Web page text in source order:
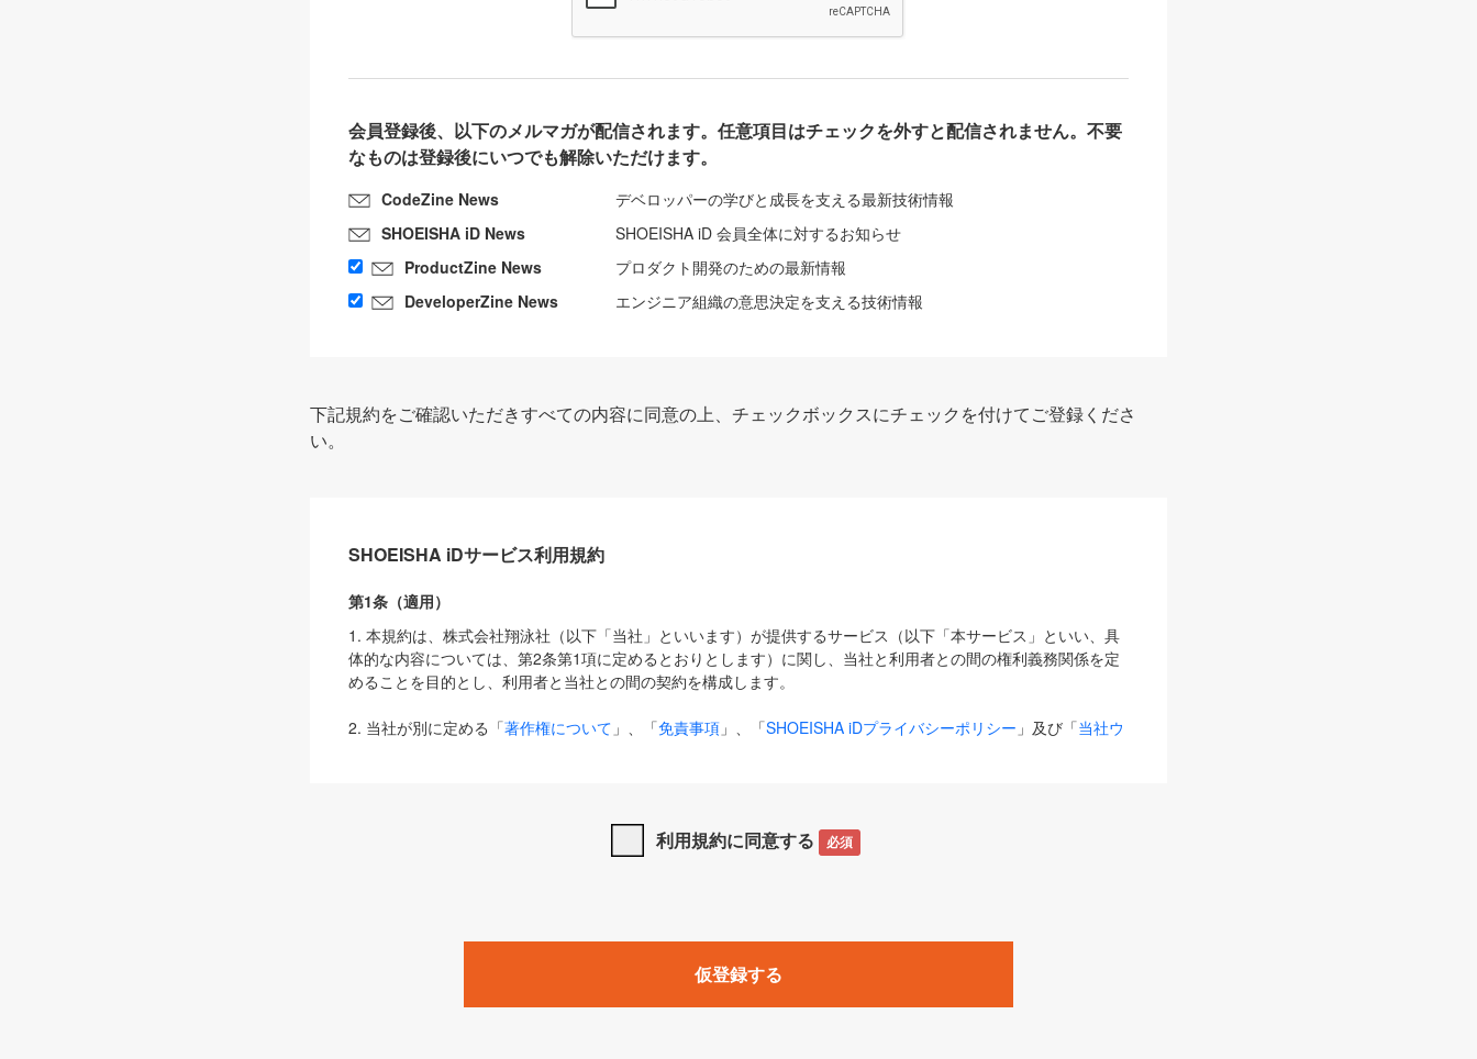
会員登録後、以下のメルマガが配信されます。任意項目はチェックを外すと配信されません。不要
なものは登録後にいつでも解除いただけます。
CodeZine News
デベロッパーの学びと成長を支える最新技術情報
SHOEISHA iD News
SHOEISHA iD 会員全体に対するお知らせ
ProductZine News
プロダクト開発のための最新情報
DeveloperZine News
エンジニア組織の意思決定を支える技術情報
下記規約をご確認いただきすべての内容に同意の上、チェックボックスにチェックを付けてご登録くださ
い。
SHOEISHA iDサービス利用規約
第1条（適用）
1. 本規約は、株式会社翔泳社（以下「当社」といいます）が提供するサービス（以下「本サービス」といい、具
体的な内容については、第2条第1項に定めるとおりとします）に関し、当社と利用者との間の権利義務関係を定
めることを目的とし、利用者と当社との間の契約を構成します。
2. 当社が別に定める「著作権について 」、「免責事項 」、「SHOEISHA iDプライバシーポリシー 」及び「当社ウ
は、本規約の規定が優先して適用されるものとします。
1. 「本サービス」とは、当社が提供する以下のサービス（名称や内容が変更された場合、変更後のサービスを含
みます）及びこれらサービスに関連して当社が実施するイベントやキャンペーンをいいます。
「SEBook」「SEShop」「CodeZine」「MarkeZine」「EnterpriseZine」「ECzine」「Biz/Zine」「HRzine」
利用規約に同意する 必須
仮登録する